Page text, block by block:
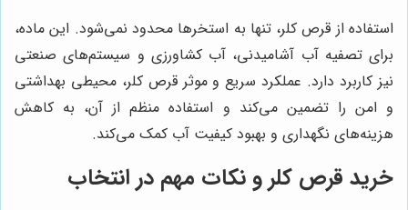
استفاده از قرص کلر، تنها به استخرها محدود نمی‌شود. این ماده،
برای تصفیه آب آشامیدنی، آب کشاورزی و سیستم‌های صنعتی
نیز کاربرد دارد. عملکرد سریع و موثر قرص کلر، محیطی بهداشتی
و امن را تضمین می‌کند و استفاده منظم از آن، به کاهش
هزینه‌های نگهداری و بهبود کیفیت آب کمک می‌کند.
خرید قرص کلر و نکات مهم در انتخاب